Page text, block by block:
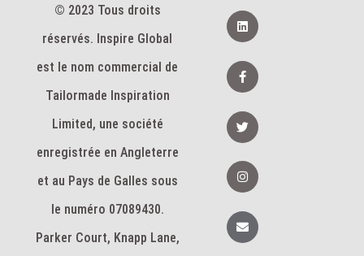
© 2023 Tous droits
réservés. Inspire Global
est le nom commercial de
Tailormade Inspiration
Limited, une société
enregistrée en Angleterre
et au Pays de Galles sous
le numéro 07089430.
Parker Court, Knapp Lane,
L
i
n
e
d
F
a
c
b
o
-
f
T
w
i
t
e
r
n
s
a
g
E
n
v